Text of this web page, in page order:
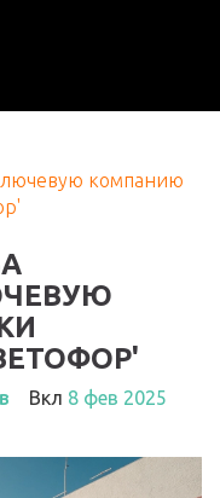
компанию
Вкл 8 фев 2025